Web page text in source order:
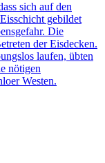
sich auf den
gebildet
Die
der Eisdecken.
laufen, übten
nötigen
Westen.